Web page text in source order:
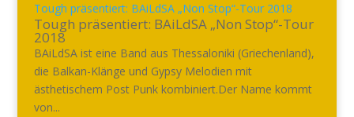
Tough präsentiert: BAiLdSA „Non Stop“-Tour 2018
Tough präsentiert: BAiLdSA „Non Stop“-Tour
2018
BAiLdSA ist eine Band aus Thessaloniki (Griechenland),
die Balkan-Klänge und Gypsy Melodien mit
ästhetischem Post Punk kombiniert.Der Name kommt
von...